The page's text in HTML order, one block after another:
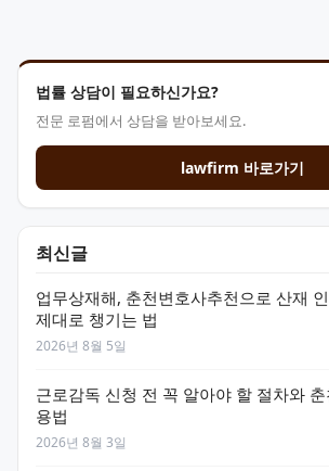
법률 상담이 필요하신가요?
전문 로펌에서 상담을 받아보세요.
lawfirm 바로가기
최신글
업무상재해, 춘천변호사추천으로 산재
제대로 챙기는 법
2026년 8월 5일
근로감독 신청 전 꼭 알아야 할 절차와
용법
2026년 8월 3일